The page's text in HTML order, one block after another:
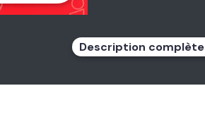
Description complète